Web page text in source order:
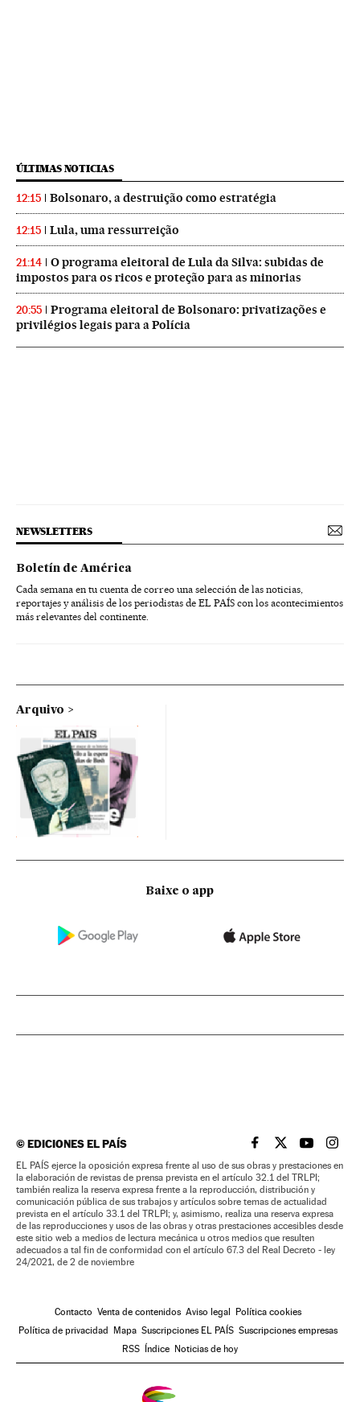
ÚLTIMAS NOTICIAS
12:15 Bolsonaro, a destruição como estratégia
12:15 Lula, uma ressurreição
21:14
O programa eleitoral de Lula da Silva: subidas de
impostos para os ricos e proteção para as minorias
20:55
Programa eleitoral de Bolsonaro: privatizações e
privilégios legais para a Polícia
NEWSLETTERS
Boletín de América
Cada semana en tu cuenta de correo una selección de las noticias,
reportajes y análisis de los periodistas de EL PAÍS con los acontecimientos
más relevantes del continente.
Arquivo
Baixe o app
©EDICIONES EL PAÍS EL PAÍS BRASIL EN
EL PAÍSEL PAÍS
EL
EL PAÍS ejerce la oposición expresa frente al uso de sus obras y prestaciones en
la elaboración de revistas de prensa prevista en el artículo 32.1 del TRLPI;
también realiza la reserva expresa frente a la reproducción, distribución y
comunicación pública de sus trabajos y artículos sobre temas de actualidad
prevista en el artículo 33.1 del TRLPI; y, asimismo, realiza una reserva expresa
de las reproducciones y usos de las obras y otras prestaciones accesibles desde
este sitio web a medios de lectura mecánica u otros medios que resulten
adecuados a tal fin de conformidad con el artículo 67.3 del Real Decreto - ley
24/2021, de 2 de noviembre
Contacto Venta de contenidos Aviso legal Política cookies
Política de privacidad Mapa Suscripciones EL PAÍS Suscripciones empresas
RSS Índice Noticias de hoy